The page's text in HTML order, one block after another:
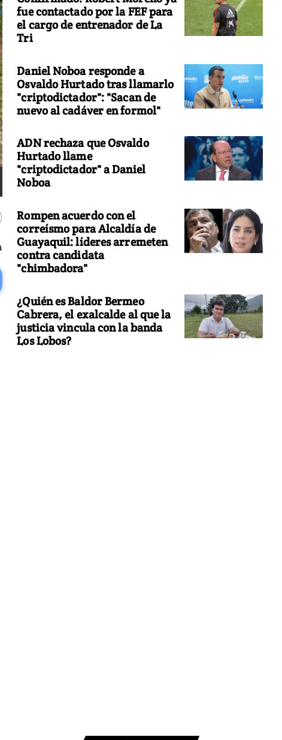
fue contactado por la FEF para
el cargo de entrenador de La
Tri
Daniel Noboa responde a
Osvaldo Hurtado tras llamarlo
"criptodictador": "Sacan de
nuevo al cadáver en formol"
ADN rechaza que Osvaldo
Hurtado llame
"criptodictador" a Daniel
Noboa
Rompen acuerdo con el
correísmo para Alcaldía de
Guayaquil: líderes arremeten
contra candidata
"chimbadora"
¿Quién es Baldor Bermeo
Cabrera, el exalcalde al que la
justicia vincula con la banda
Los Lobos?